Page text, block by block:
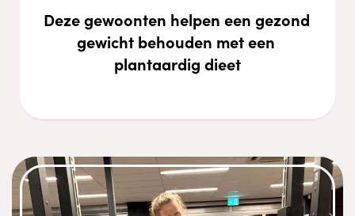
Deze gewoonten helpen een gezond
gewicht behouden met een
plantaardig dieet